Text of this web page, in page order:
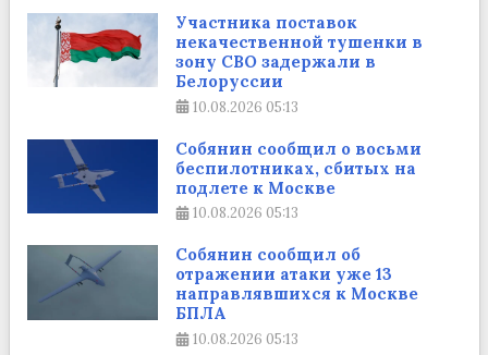
Участника поставок
некачественной тушенки в
зону СВО задержали в
Белоруссии
10.08.2026 05:13
Собянин сообщил о восьми
беспилотниках, сбитых на
подлете к Москве
10.08.2026 05:13
Собянин сообщил об
отражении атаки уже 13
направлявшихся к Москве
БПЛА
10.08.2026 05:13